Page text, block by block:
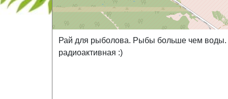
Рай для рыболова. Рыбы больше чем воды.
радиоактивная :)